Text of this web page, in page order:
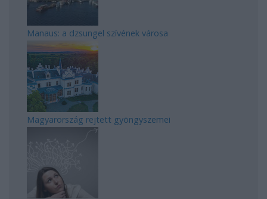
Manaus: a dzsungel szívének városa
Magyarország rejtett gyöngyszemei